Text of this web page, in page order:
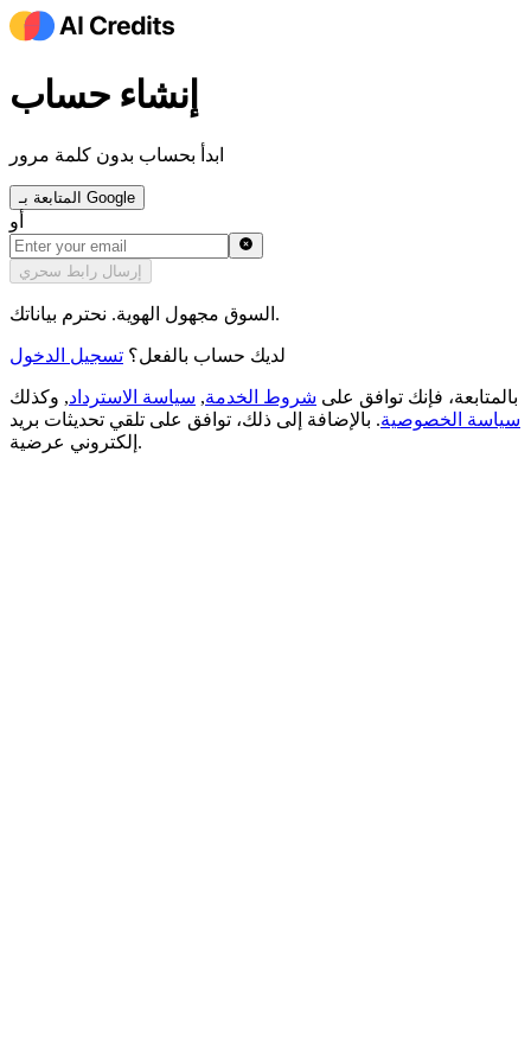
إنشاء حساب
ابدأ بحساب بدون كلمة مرور
المتابعة بـ Google
أو
إرسال رابط سحري
السوق مجهول الهوية. نحترم بياناتك.
لديك حساب بالفعل؟ تسجيل الدخول
بالمتابعة، فإنك توافق على شروط الخدمة, سياسة الاسترداد, وكذلك
سياسة الخصوصية. بالإضافة إلى ذلك، توافق على تلقي تحديثات بريد
إلكتروني عرضية.